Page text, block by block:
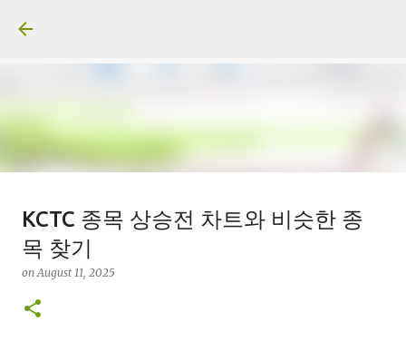
일산화탄소에 노출되도 사람은 고통
을 모르나
onJune 29, 2026
KCTC 종목 상승전 차트와 비슷한 종
목 찾기
onAugust 11, 2025